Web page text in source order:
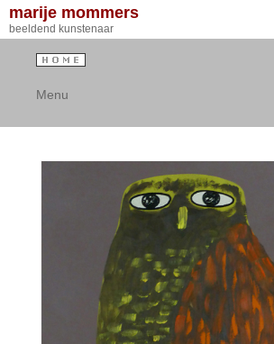
marije mommers
beeldend kunstenaar
Menu